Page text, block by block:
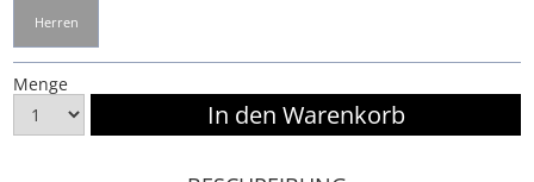
Herren
Menge